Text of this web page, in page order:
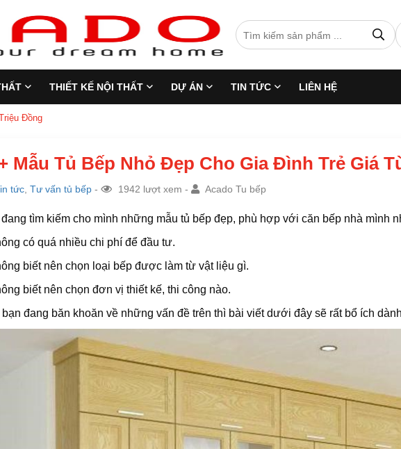
THIẾT KẾ NỘI THẤT DỰ ÁN TIN TỨC LIÊN HỆ
Đồng
Mẫu Tủ Bếp Nhỏ Đẹp Cho Gia Đình Trẻ Giá
tức Tư vấn tủ bếp - 1942 lượt xem - Acado Tu bếp
tìm kiếm cho mình những mẫu tủ bếp đẹp, phù hợp với căn bếp nhà mình
có quá nhiều chi phí để đầu tư.
biết nên chọn loại bếp được làm từ vật liệu gì.
biết nên chọn đơn vị thiết kế, thi công nào.
đang băn khoăn về những vấn đề trên thì bài viết dưới đây sẽ rất bổ ích